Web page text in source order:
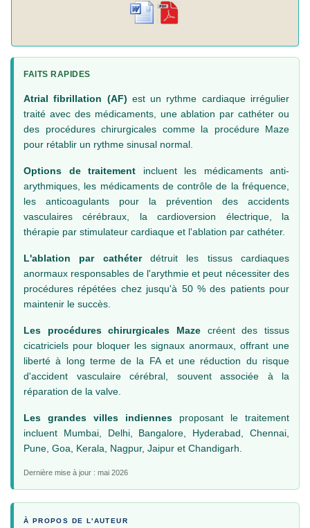
FAITS RAPIDES
Atrial fibrillation (AF) est un rythme cardiaque irrégulier
traité avec des médicaments, une ablation par cathéter ou
des procédures chirurgicales comme la procédure Maze
pour rétablir un rythme sinusal normal.
Options de traitement incluent les médicaments anti-
arythmiques, les médicaments de contrôle de la fréquence,
les anticoagulants pour la prévention des accidents
vasculaires cérébraux, la cardioversion électrique, la
thérapie par stimulateur cardiaque et l'ablation par cathéter.
L'ablation par cathéterdétruit les tissus cardiaques
anormaux responsables de l'arythmie et peut nécessiter des
procédures répétées chez jusqu'à 50 % des patients pour
maintenir le succès.
Les procédures chirurgicales Maze créent des tissus
cicatriciels pour bloquer les signaux anormaux, offrant une
liberté à long terme de la FA et une réduction du risque
d'accident vasculaire cérébral, souvent associée à la
réparation de la valve.
Les grandes villes indiennes proposant le traitement
incluent Mumbai, Delhi, Bangalore, Hyderabad, Chennai,
Pune, Goa, Kerala, Nagpur, Jaipur et Chandigarh.
Dernière mise à jour : mai 2026
À PROPOS DE L'AUTEUR